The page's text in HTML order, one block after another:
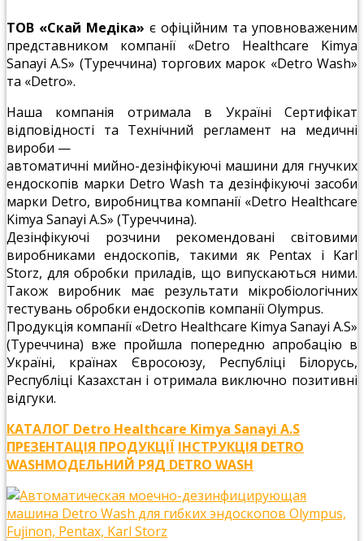
ТОВ «Скай Медіка» є офіційним та уповноваженим
представником компанії «Detro Healthcare Kimya
Sanayi A.S» (Туреччина) торгових марок «Detro Wash»
та «Detro».
Наша компанія отримала в Україні Сертифікат
відповідності та Технічний регламент на медичні
вироби —
автоматичні мийно-дезінфікуючі машини для гнучких
ендоскопів марки Detro Wash та дезінфікуючі засоби
марки Detro, виробництва компанії «Detro Healthcare
Kimya Sanayi A.S» (Туреччина).
Дезінфікуючі розчини рекомендовані світовими
виробниками ендоскопів, такими як Pentax і Karl
Storz, для обробки приладів, що випускаються ними.
Також виробник має результати мікробіологічних
тестувань обробки ендоскопів компанії Olympus.
Продукція компанії «Detro Healthcare Kimya Sanayi A.S»
(Туреччина) вже пройшла попередню апробацію в
Україні, країнах Євросоюзу, Республіці Білорусь,
Республіці Казахстан і отримала виключно позитивні
відгуки.
КАТАЛОГ Detro Healthcare Kimya Sanayi A.S
ПРЕЗЕНТАЦІЯ ПРОДУКЦІЇ ІНСТРУКЦІЯ DETRO
WASHМОДЕЛЬНИЙ РЯД DETRO WASH